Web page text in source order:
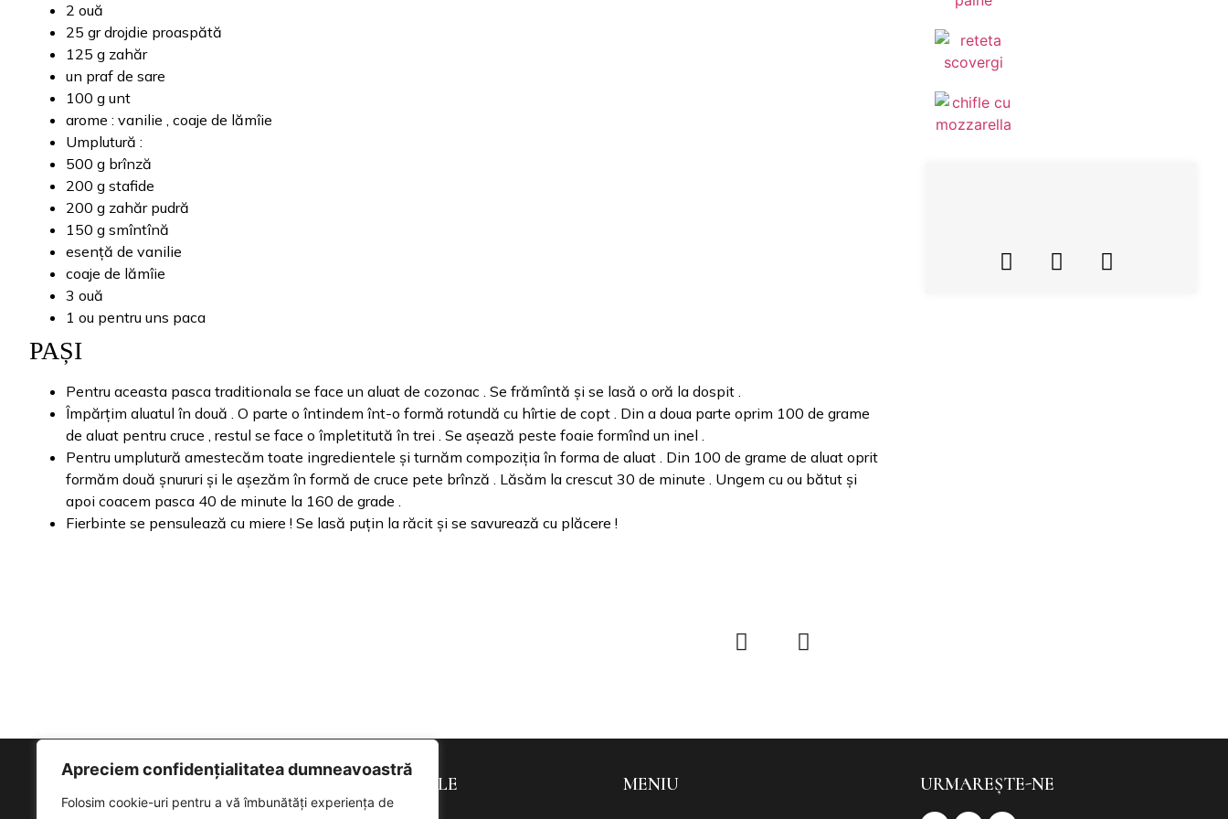
Apreciem confidențialitatea dumneavoastră
Folosim cookie-uri pentru a vă îmbunătăți experiența de
2 ouă
25 gr drojdie proaspătă
125 g zahăr
un praf de sare
100 g unt
arome : vanilie , coaje de lămîie
Umplutură :
500 g brînză
200 g stafide
200 g zahăr pudră
150 g smîntînă
esență de vanilie
coaje de lămîie
3 ouă
1 ou pentru uns paca
PAȘI
Pentru aceasta pasca traditionala se face un aluat de cozonac . Se frămîntă și se lasă o oră la dospit .
Împărțim aluatul în două . O parte o întindem înt-o formă rotundă cu hîrtie de copt . Din a doua parte oprim 100 de grame
de aluat pentru cruce , restul se face o împletitută în trei . Se așează peste foaie formînd un inel .
Pentru umplutură amestecăm toate ingredientele și turnăm compoziția în forma de aluat . Din 100 de grame de aluat oprit
formăm două șnururi și le așezăm în formă de cruce pete brînză . Lăsăm la crescut 30 de minute . Ungem cu ou bătut și
apoi coacem pasca 40 de minute la 160 de grade .
Fierbinte se pensulează cu miere ! Se lasă puțin la răcit și se savurează cu plăcere !
LINK-URI UTILE MENIU URMAREȘTE-NE